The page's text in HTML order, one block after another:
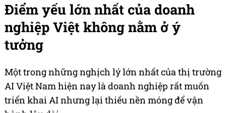
Điểm yếu lớn nhất của doanh
nghiệp Việt không nằm ở ý
tưởng
Một trong những nghịch lý lớn nhất của thị trường
AI Việt Nam hiện nay là doanh nghiệp rất muốn
triển khai AI nhưng lại thiếu nền móng để vận